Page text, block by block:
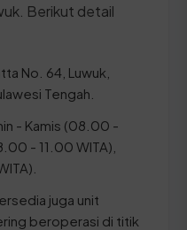
Berikut detail
No. 64, Luwuk,
Tengah.
- Kamis (08.00 -
- 11.00 WITA),
juga unit
beroperasi di titik